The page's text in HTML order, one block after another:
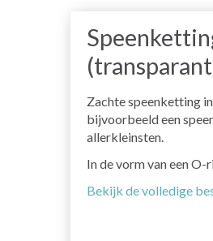
Zachte speenketting
bijvoorbeeld een
allerkleinsten.
In de vorm van een
Bekijk de volledige